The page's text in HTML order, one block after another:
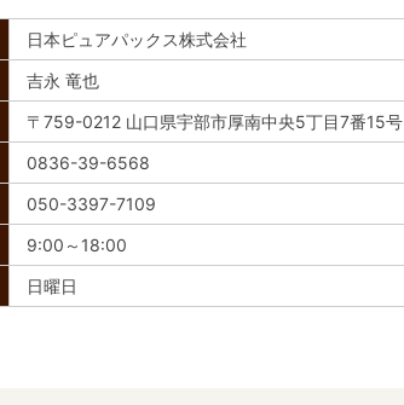
日本ピュアパックス株式会社
吉永 竜也
〒759-0212 山口県宇部市厚南中央5丁目7番15号
0836-39-6568
050-3397-7109
9:00～18:00
日曜日